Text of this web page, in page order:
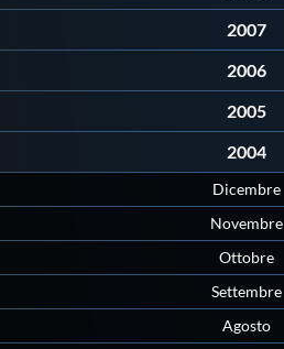
Videogallery
Intranet
Webmail
2007
2006
2005
2004
Dicembre
Novembre
Ottobre
Settembre
Agosto